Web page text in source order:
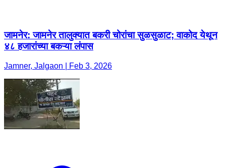
जामनेर: जामनेर तालुक्यात बकरी चोरांचा सुळसुळाट; वाकोद येथून
४८ हजारांच्या बकऱ्या लंपास
Jamner, Jalgaon | Feb 3, 2026